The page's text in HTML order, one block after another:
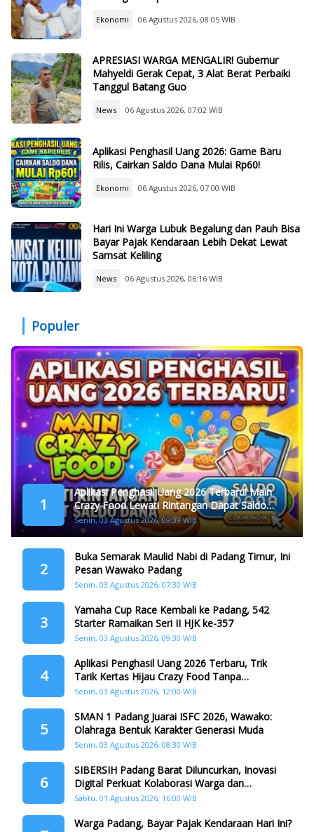
Ekonomi 06 Agustus 2026, 08:05 WIB
APRESIASI WARGA MENGALIR! Gubernur
Mahyeldi Gerak Cepat, 3 Alat Berat Perbaiki
Tanggul Batang Guo
News 06 Agustus 2026, 07:02 WIB
Aplikasi Penghasil Uang 2026: Game Baru
Rilis, Cairkan Saldo Dana Mulai Rp60!
Ekonomi 06 Agustus 2026, 07:00 WIB
Hari Ini Warga Lubuk Begalung dan Pauh Bisa
Bayar Pajak Kendaraan Lebih Dekat Lewat
Samsat Keliling
News 06 Agustus 2026, 06:16 WIB
Populer
1
Aplikasi Penghasil Uang 2026 Terbaru! Main
Crazy Food Lewati Rintangan Dapat Saldo
Dana
Senin, 03 Agustus 2026, 09:39 WIB
2
Buka Semarak Maulid Nabi di Padang Timur, Ini
Pesan Wawako Padang
Senin, 03 Agustus 2026, 07:30 WIB
3
Yamaha Cup Race Kembali ke Padang, 542
Starter Ramaikan Seri II HJK ke-357
Senin, 03 Agustus 2026, 09:30 WIB
4
Aplikasi Penghasil Uang 2026 Terbaru, Trik
Tarik Kertas Hijau Crazy Food Tanpa
Penggandaan
Senin, 03 Agustus 2026, 12:00 WIB
5
SMAN 1 Padang Juarai ISFC 2026, Wawako:
Olahraga Bentuk Karakter Generasi Muda
Senin, 03 Agustus 2026, 08:30 WIB
6
SIBERSIH Padang Barat Diluncurkan, Inovasi
Digital Perkuat Kolaborasi Warga dan
Pemerintah Atasi Persampahan
Sabtu, 01 Agustus 2026, 16:00 WIB
Warga Padang, Bayar Pajak Kendaraan Hari Ini?